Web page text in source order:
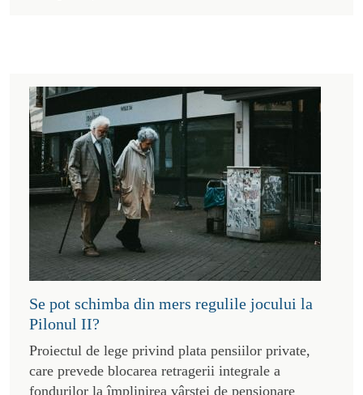
Se pot schimba din mers regulile jocului la
Pilonul II?
Proiectul de lege privind plata pensiilor private,
care prevede blocarea retragerii integrale a
fondurilor la împlinirea vârstei de pensionare